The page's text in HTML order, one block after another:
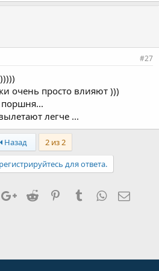
#27
очень просто влияют )))
легче ...
Назад
2 из 2
для ответа.
Google+
Reddit PinterestTumblrWhatsApp